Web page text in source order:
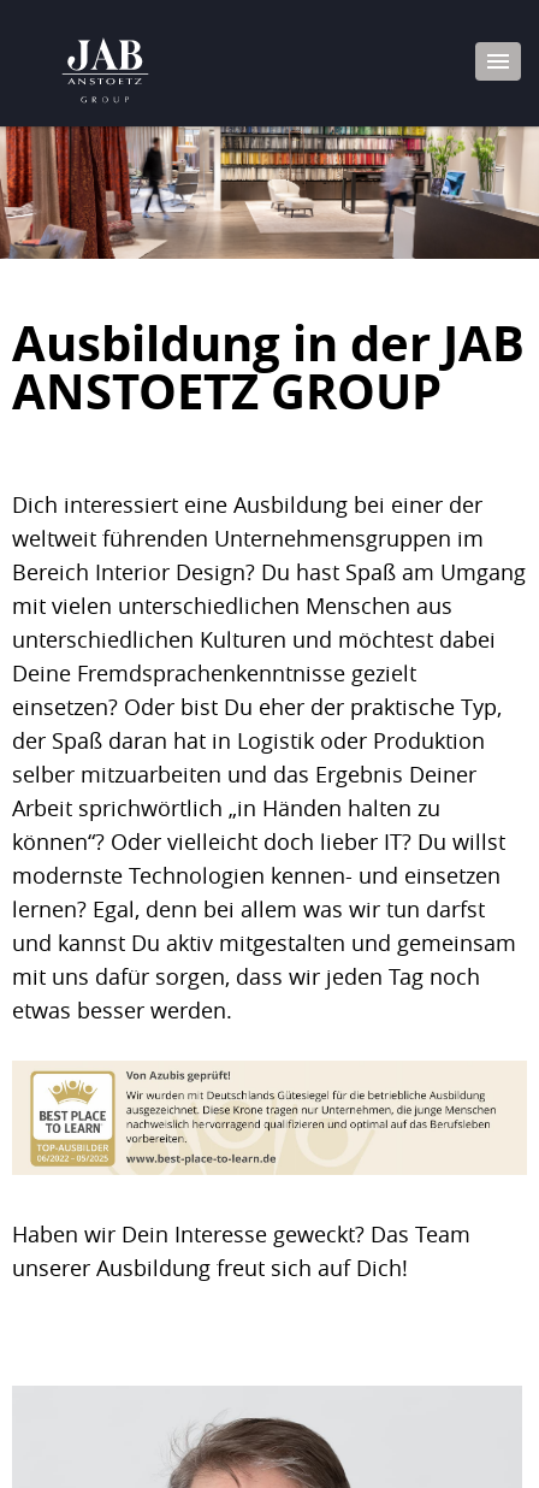
Ausbildung in der JAB
ANSTOETZ GROUP
Dich interessiert eine Ausbildung bei einer der
weltweit führenden Unternehmensgruppen im
Bereich Interior Design? Du hast Spaß am Umgang
mit vielen unterschiedlichen Menschen aus
unterschiedlichen Kulturen und möchtest dabei
Deine Fremdsprachenkenntnisse gezielt
einsetzen? Oder bist Du eher der praktische Typ,
der Spaß daran hat in Logistik oder Produktion
selber mitzuarbeiten und das Ergebnis Deiner
Arbeit sprichwörtlich „in Händen halten zu
können“? Oder vielleicht doch lieber IT? Du willst
modernste Technologien kennen- und einsetzen
lernen? Egal, denn bei allem was wir tun darfst
und kannst Du aktiv mitgestalten und gemeinsam
mit uns dafür sorgen, dass wir jeden Tag noch
etwas besser werden.
Haben wir Dein Interesse geweckt? Das Team
unserer Ausbildung freut sich auf Dich!